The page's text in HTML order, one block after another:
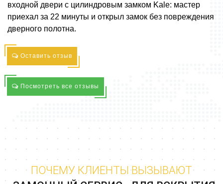
входной двери с цилиндровым замком Kale: мастер
приехал за 22 минуты и открыл замок без повреждения
дверного полотна.
Оставить отзыв
Посмотреть все отзывы
ПОЧЕМУ КЛИЕНТЫ ВЫЗЫВАЮТ